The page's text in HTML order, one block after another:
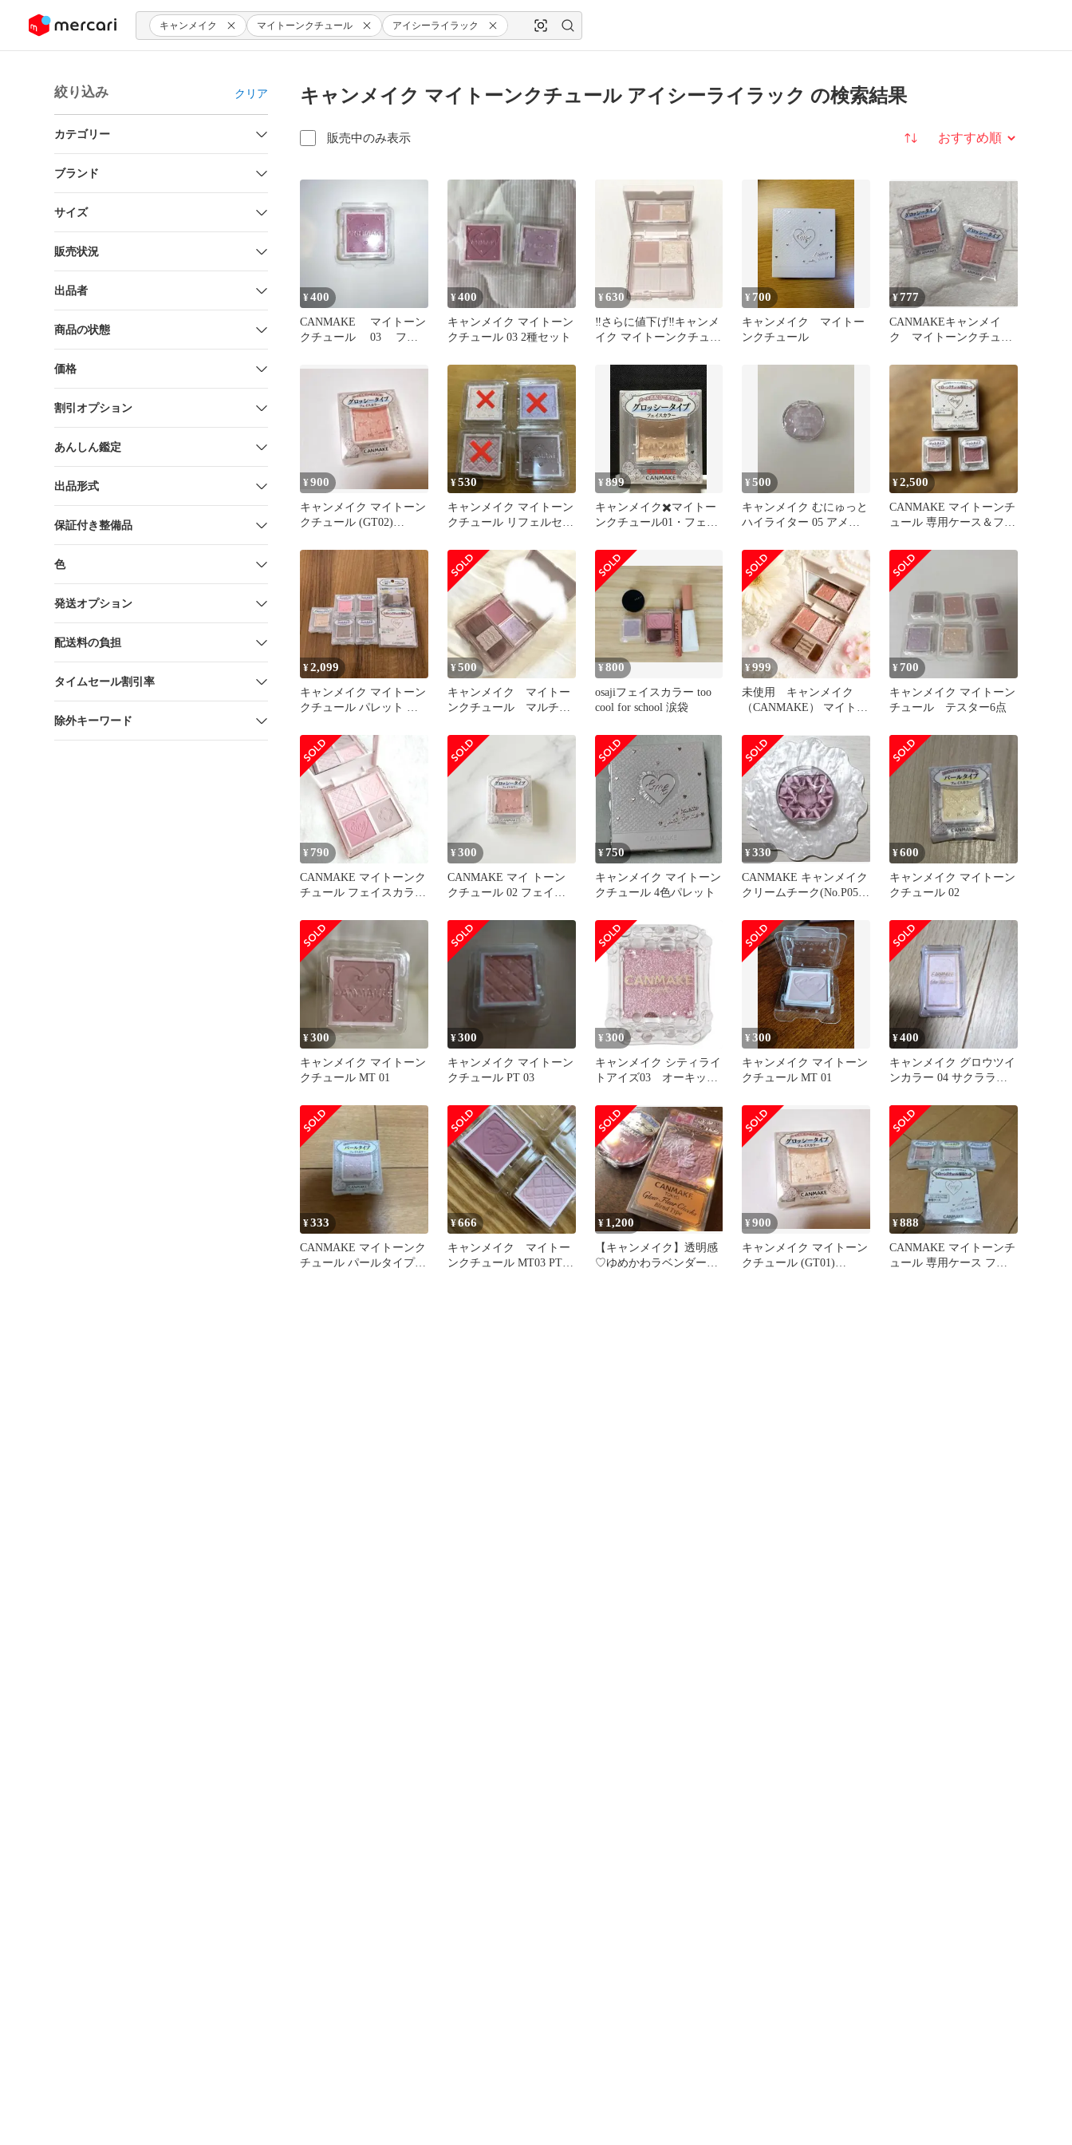
ツにスキップ キャンメイク マイトーンクチュール アイシーライラック
絞り込み クリア
カテゴリー
ブランド
サイズ
販売状況
出品者
商品の状態
価格
割引オプション
あんしん鑑定
出品形式
保証付き整備品
色
発送オプション
配送料の負担
タイムセール割引率
除外キーワード
キャンメイク マイトーンクチュール アイシーライラック の検索結果
販売中のみ表示 並び替え
¥400
CANMAKE マイトーン
クチュール 03 フェ
¥400
キャンメイク マイトーン
クチュール 03 2種セット
¥630
‼️さらに値下げ‼️キャンメ
イク マイトーンクチュー
¥ 700
キャンメイク マイトー
ンクチュール
¥777
CANMAKEキャンメイ
ク マイトーンクチュー
¥900
キャンメイク マイトーン
クチュール (GT02)
¥530
キャンメイク マイトーン
クチュール リフェルセッ
¥899
キャンメイク✖️マイトー
ンクチュール01・フェイ
¥500
キャンメイク むにゅっと
ハイライター 05 アメジ
¥2,500
CANMAKE マイトーンチ
ュール 専用ケース＆フェ
¥2,099
キャンメイク マイトーン
クチュール パレット ブ
¥500
キャンメイク マイトー
ンクチュール マルチパ
イト
¥800
osajiフェイスカラー too
cool for school 涙袋
¥999
未使用 キャンメイク
（CANMAKE） マイトー
ット
¥ 700
キャンメイク マイトーン
チュール テスター6点
¥ 790
CANMAKE マイトーンク
チュール フェイスカラー
¥300
CANMAKE マイ トーン
クチュール 02 フェイス
¥750
キャンメイク マイトーン
クチュール 4色パレット
¥330
CANMAKE キャンメイク
クリームチーク(No.P05
¥600
キャンメイク マイトーン
クチュール 02
¥300
キャンメイク マイトーン
クチュール MT 01
¥300
キャンメイク マイトーン
クチュール PT 03
¥ 300
キャンメイク シティライ
トアイズ03 オーキッド
シャドウ
¥300
キャンメイク マイトーン
クチュール MT 01
¥400
キャンメイク グロウツイ
ンカラー 04 サクララベ
¥333
CANMAKE マイトーンク
チュール パールタイプ
¥666
キャンメイク マイトー
ンクチュール MT03 PT01
¥ 1,200
【キャンメイク】透明感
♡ゆめかわラベンダーピ
¥900
キャンメイク マイトーン
クチュール (GT01)
¥888
CANMAKE マイトーンチ
ュール 専用ケース フェ